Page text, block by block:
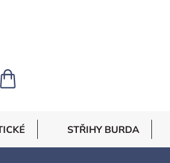
NÁKUPNÍ
KOŠÍK
STŘIHY BURDA